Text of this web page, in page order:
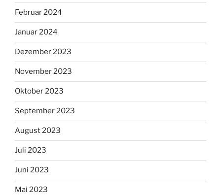
Februar 2024
Januar 2024
Dezember 2023
November 2023
Oktober 2023
September 2023
August 2023
Juli 2023
Juni 2023
Mai 2023